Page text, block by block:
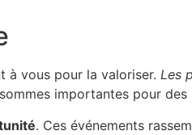
à vous pour la valoriser. Les
importantes pour
. Ces événements